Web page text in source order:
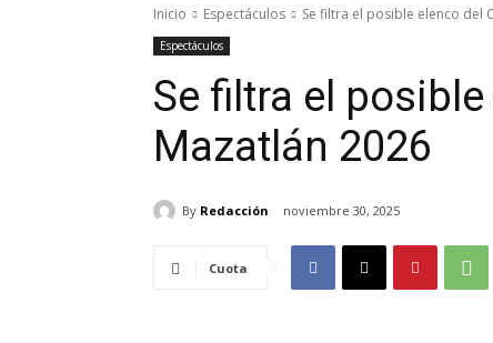
Inicio Espectáculos Se filtra el posible elenco del
Espectáculos
Se filtra el
Mazatlán 2026
By Redacción noviembre 30, 2025
Cuota